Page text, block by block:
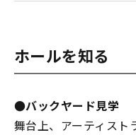
ホールを知る
●バックヤード見学
舞台上、アーティスト